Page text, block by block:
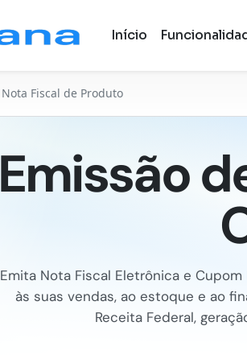
Início
Nota Fiscal de Produto
Emissão
Emita Nota Fiscal Eletrônica e
às suas vendas, ao estoque e ao
Receita Federal,